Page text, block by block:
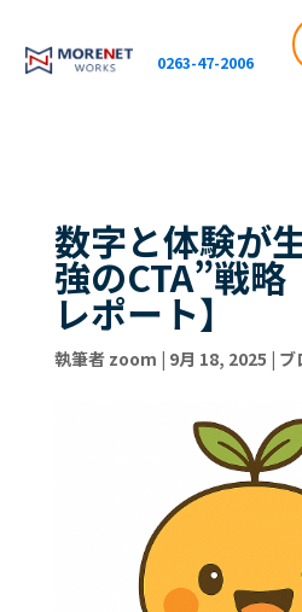
0263-47-2006
数字と体験が
強のCTA”戦
レポート】
執筆者 zoom | 9月 18, 2025 | ブ